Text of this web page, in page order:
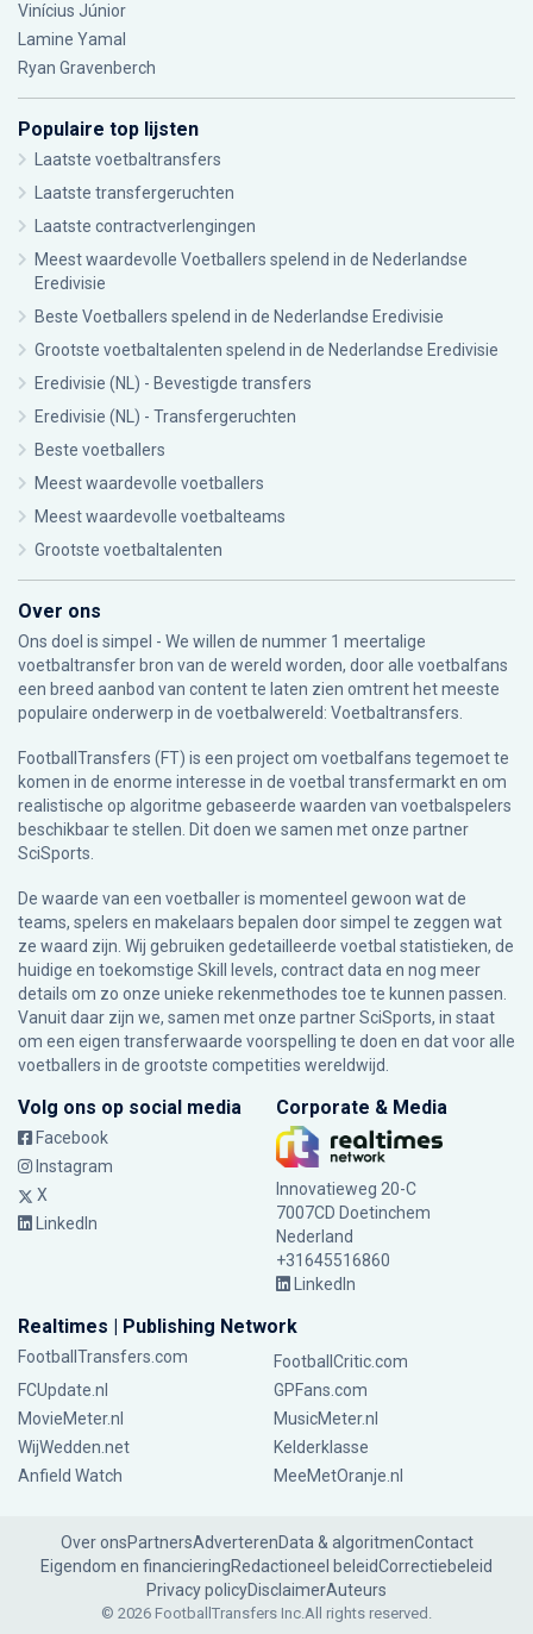
Vinícius Júnior
Lamine Yamal
Ryan Gravenberch
Populaire top lijsten
Laatste voetbaltransfers
Laatste transfergeruchten
Laatste contractverlengingen
Meest waardevolle Voetballers spelend in de Nederlandse
Eredivisie
Beste Voetballers spelend in de Nederlandse Eredivisie
Grootste voetbaltalenten spelend in de Nederlandse Eredivisie
Eredivisie (NL) - Bevestigde transfers
Eredivisie (NL) - Transfergeruchten
Beste voetballers
Meest waardevolle voetballers
Meest waardevolle voetbalteams
Grootste voetbaltalenten
Over ons
Ons doel is simpel - We willen de nummer 1 meertalige
voetbaltransfer bron van de wereld worden, door alle voetbalfans
een breed aanbod van content te laten zien omtrent het meeste
populaire onderwerp in de voetbalwereld: Voetbaltransfers.
FootballTransfers (FT) is een project om voetbalfans tegemoet te
komen in de enorme interesse in de voetbal transfermarkt en om
realistische op algoritme gebaseerde waarden van voetbalspelers
beschikbaar te stellen. Dit doen we samen met onze partner
SciSports.
De waarde van een voetballer is momenteel gewoon wat de
teams, spelers en makelaars bepalen door simpel te zeggen wat
ze waard zijn. Wij gebruiken gedetailleerde voetbal statistieken, de
huidige en toekomstige Skill levels, contract data en nog meer
details om zo onze unieke rekenmethodes toe te kunnen passen.
Vanuit daar zijn we, samen met onze partner SciSports, in staat
om een eigen transferwaarde voorspelling te doen en dat voor alle
voetballers in de grootste competities wereldwijd.
Volg ons op social media
Facebook
Instagram
X
LinkedIn
Corporate & Media
Innovatieweg 20-C
7007CD Doetinchem
Nederland
+31645516860
LinkedIn
Realtimes | Publishing Network
FootballTransfers.com
FootballCritic.com
FCUpdate.nl
GPFans.com
MovieMeter.nl
MusicMeter.nl
WijWedden.net
Kelderklasse
Anfield Watch
MeeMetOranje.nl
Over onsPartnersAdverterenData & algoritmenContact
Eigendom en financieringRedactioneel beleidCorrectiebeleid
Privacy policyDisclaimerAuteurs
© 2026 FootballTransfers Inc.All rights reserved.